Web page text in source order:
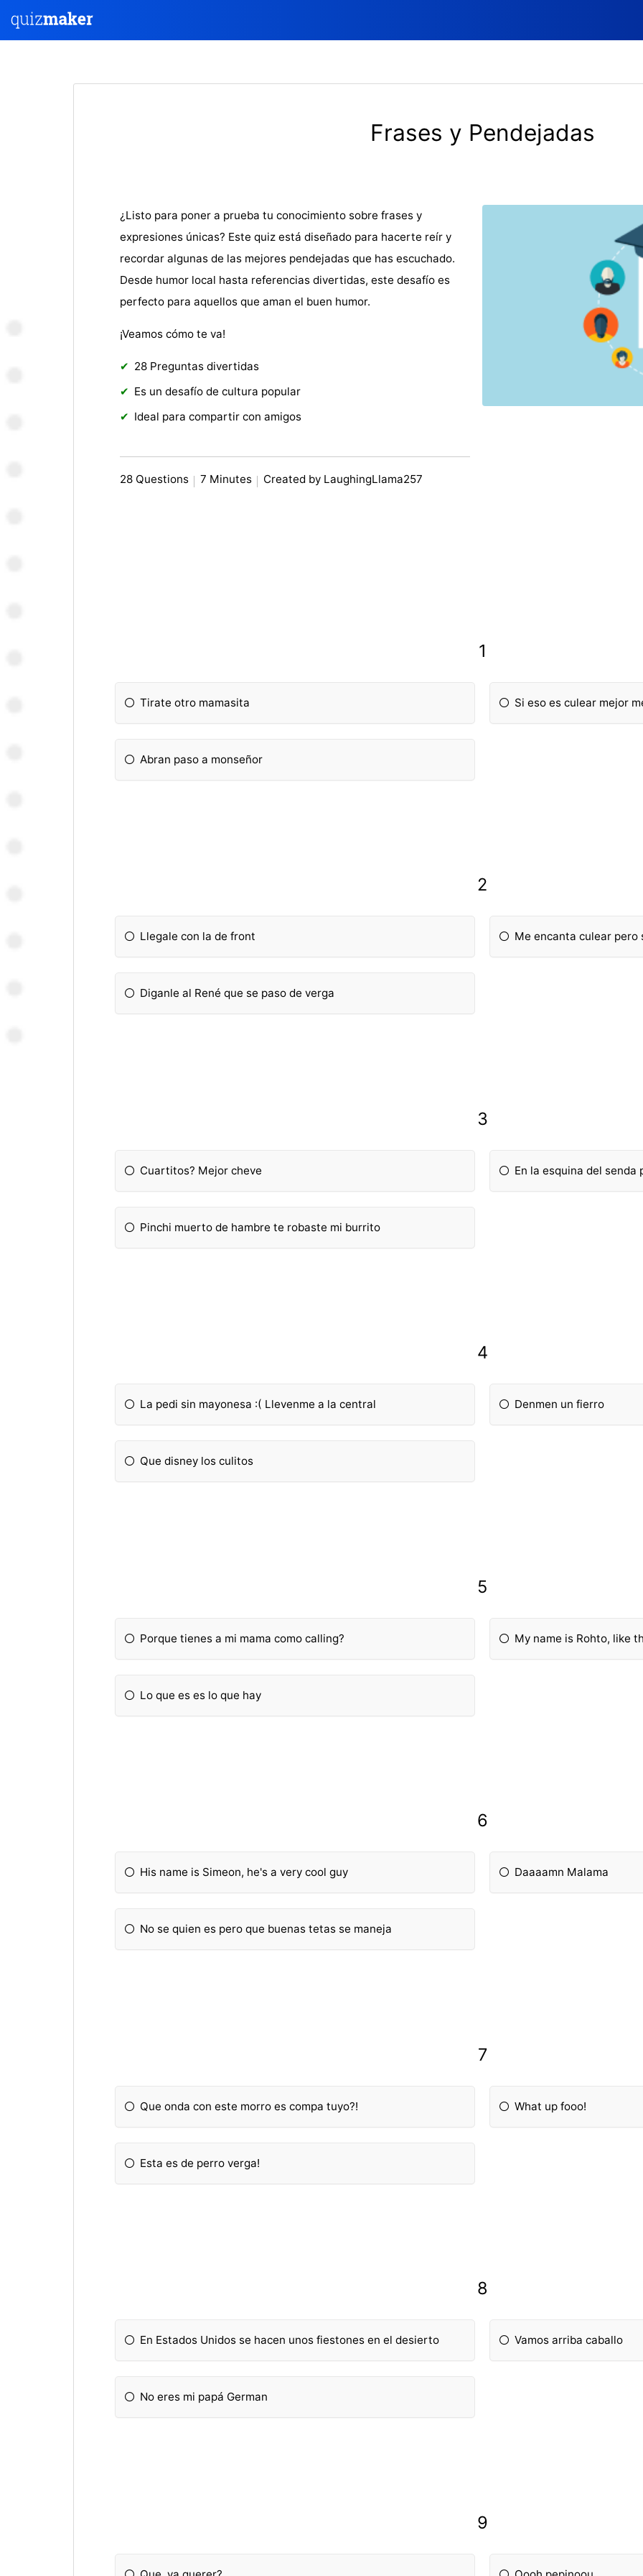
Frases y Pendejadas
¿Listo para poner a prueba tu conocimiento sobre frases y
expresiones únicas? Este quiz está diseñado para hacerte reír y
recordar algunas de las mejores pendejadas que has escuchado.
Desde humor local hasta referencias divertidas, este desafío es
perfecto para aquellos que aman el buen humor.
¡Veamos cómo te va!
28 Preguntas divertidas
Es un desafío de cultura popular
Ideal para compartir con amigos
28 Questions 7 Minutes Created by LaughingLlama257
1
Tirate otro mamasita Si eso es culear mejor
Abran paso a monseñor
2
Llegale con la de front Me encanta culear pero
Diganle al René que se paso de verga
3
Cuartitos? Mejor cheve En la esquina del senda
Pinchi muerto de hambre te robaste mi burrito
4
La pedi sin mayonesa :( Llevenme a la central Denmen un fierro
Que disney los culitos
5
Porque tienes a mi mama como calling? My name is Rohto, like
Lo que es es lo que hay
6
His name is Simeon, he's a very cool guy Daaaamn Malama
No se quien es pero que buenas tetas se maneja
7
Que onda con este morro es compa tuyo?! What up fooo!
Esta es de perro verga!
8
En Estados Unidos se hacen unos fiestones en el desierto Vamos arriba caballo
No eres mi papá German
9